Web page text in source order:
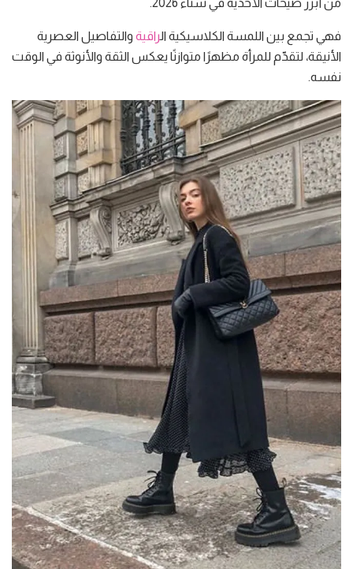
فهي تجمع بين اللمسة الكلاسيكية الراقية والتفاصيل العصرية
الأنيقة، لتقدّم للمرأة مظهرًا متوازنًا يعكس الثقة والأنوثة في الوقت
نفسه.